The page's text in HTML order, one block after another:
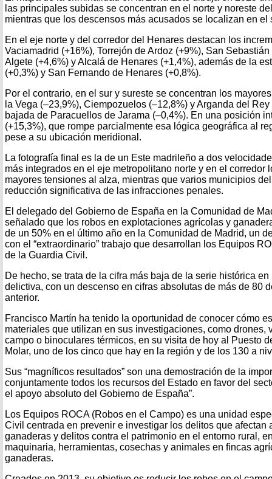
las principales subidas se concentran en el norte y noreste
mientras que los descensos más acusados se localizan en el
En el eje norte y del corredor del Henares destacan los
Vaciamadrid (+16%), Torrejón de Ardoz (+9%), San
Algete (+4,6%) y Alcalá de Henares (+1,4%), además de la
(+0,3%) y San Fernando de Henares (+0,8%).
Por el contrario, en el sur y sureste se concentran los
la Vega (–23,9%), Ciempozuelos (–12,8%) y Arganda del
bajada de Paracuellos de Jarama (–0,4%). En una posición
(+15,3%), que rompe parcialmente esa lógica geográfica al
pese a su ubicación meridional.
La fotografía final es la de un Este madrileño a dos
más integrados en el eje metropolitano norte y en el corredor
mayores tensiones al alza, mientras que varios municipios
reducción significativa de las infracciones penales.
El delegado del Gobierno de España en la Comunidad de
señalado que los robos en explotaciones agrícolas y
de un 50% en el último año en la Comunidad de Madrid, un
con el “extraordinario” trabajo que desarrollan los Equipos
de la Guardia Civil.
De hecho, se trata de la cifra más baja de la serie histórica
delictiva, con un descenso en cifras absolutas de más de 80
anterior.
Francisco Martín ha tenido la oportunidad de conocer cómo
materiales que utilizan en sus investigaciones, como drones,
campo o binoculares térmicos, en su visita de hoy al Puesto
Molar, uno de los cinco que hay en la región y de los 130 a
Sus “magníficos resultados” son una demostración de la
conjuntamente todos los recursos del Estado en favor del
el apoyo absoluto del Gobierno de España”.
Los Equipos ROCA (Robos en el Campo) es una unidad
Civil centrada en prevenir e investigar los delitos que afectan
ganaderas y delitos contra el patrimonio en el entorno rural,
maquinaria, herramientas, cosechas y animales en fincas
ganaderas.